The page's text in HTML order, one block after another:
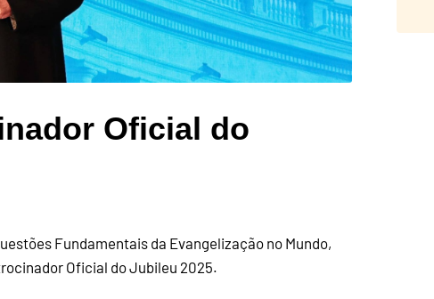
Oficial do
Fundamentais da Evangelização no Mundo,
Oficial do Jubileu 2025.